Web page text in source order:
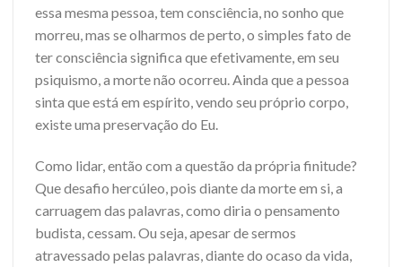
essa mesma pessoa, tem consciência, no sonho que
morreu, mas se olharmos de perto, o simples fato de
ter consciência significa que efetivamente, em seu
psiquismo, a morte não ocorreu. Ainda que a pessoa
sinta que está em espírito, vendo seu próprio corpo,
existe uma preservação do Eu.
Como lidar, então com a questão da própria finitude?
Que desafio hercúleo, pois diante da morte em si, a
carruagem das palavras, como diria o pensamento
budista, cessam. Ou seja, apesar de sermos
atravessado pelas palavras, diante do ocaso da vida,